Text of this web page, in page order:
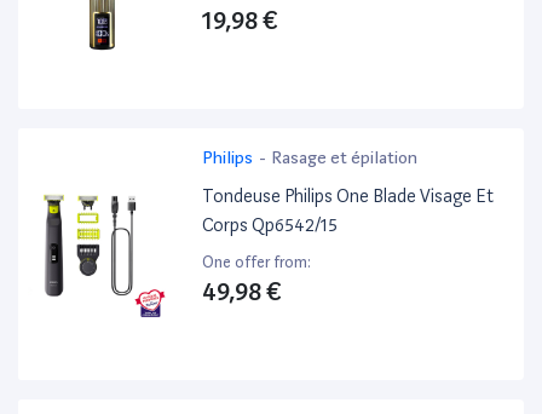
19,98 €
Philips - Rasage et épilation
Tondeuse Philips One Blade Visage Et
Corps Qp6542/15
One offer from:
49,98 €